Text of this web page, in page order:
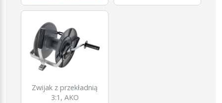
Zwijak z przekładnią
3:1, AKO